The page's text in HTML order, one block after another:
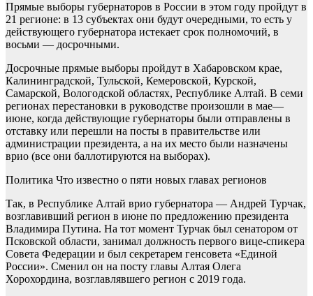
Прямые выборы губернаторов в России в этом году пройдут в
21 регионе: в 13 субъектах они будут очередными, то есть у
действующего губернатора истекает срок полномочий, в
восьми — досрочными.
Досрочные прямые выборы пройдут в Хабаровском крае,
Калининградской, Тульской, Кемеровской, Курской,
Самарской, Вологодской областях, Республике Алтай. В семи
регионах перестановки в руководстве произошли в мае—
июне, когда действующие губернаторы были отправлены в
отставку или перешли на посты в правительстве или
администрации президента, а на их место были назначены
врио (все они баллотируются на выборах).
Политика Что известно о пяти новых главах регионов
Так, в Республике Алтай врио губернатора — Андрей Турчак,
возглавивший регион в июне по предложению президента
Владимира Путина. На тот момент Турчак был сенатором от
Псковской области, занимал должность первого вице-спикера
Совета Федерации и был секретарем генсовета «Единой
России». Сменил он на посту главы Алтая Олега
Хорохордина, возглавлявшего регион с 2019 года.